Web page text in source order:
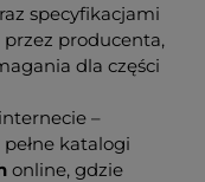
specyfikacjami
producenta,
dla części
–
katalogi
online, gdzie